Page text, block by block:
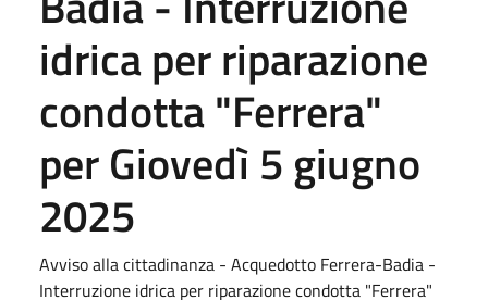
idrica per riparazione
condotta "Ferrera"
per Giovedì 5 giugno
2025
Avviso alla cittadinanza - Acquedotto Ferrera-Badia -
Interruzione idrica per riparazione condotta "Ferrera"